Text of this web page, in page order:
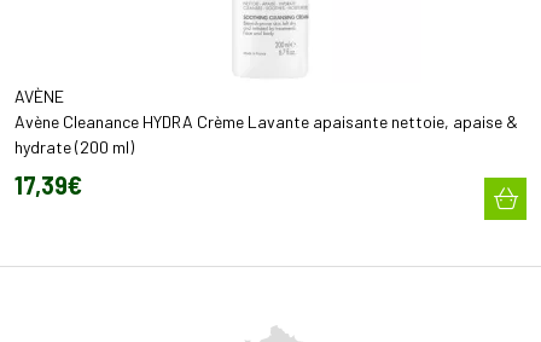
AVÈNE
Avène Cleanance HYDRA Crème Lavante apaisante nettoie, apaise &
hydrate (200 ml)
17,39€